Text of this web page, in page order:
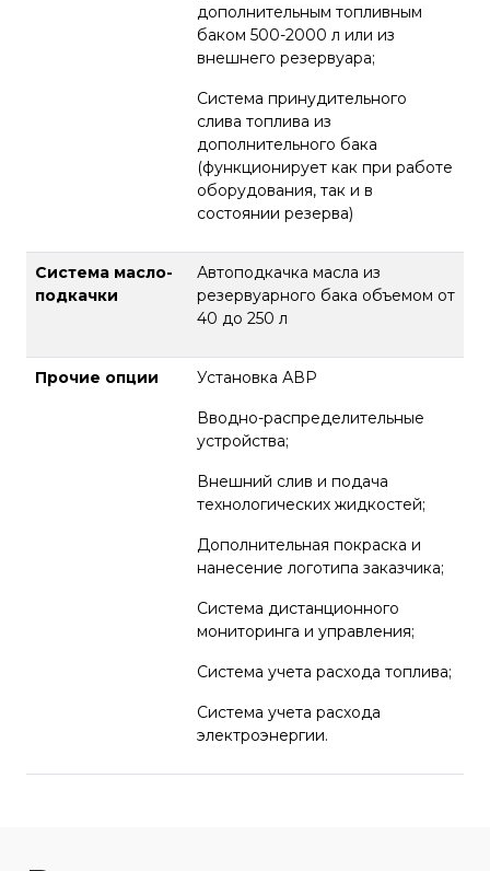
дополнительным топливным
баком 500-2000 л или из
внешнего резервуара;
Система принудительного
слива топлива из
дополнительного бака
(функционирует как при работе
оборудования, так и в
состоянии резерва)
Система масло-
подкачки
Автоподкачка масла из
резервуарного бака объемом от
40 до 250 л
Прочие опции Установка АВР
Вводно-распределительные
устройства;
Внешний слив и подача
технологических жидкостей;
Дополнительная покраска и
нанесение логотипа заказчика;
Система дистанционного
мониторинга и управления;
Система учета расхода топлива;
Система учета расхода
электроэнергии.